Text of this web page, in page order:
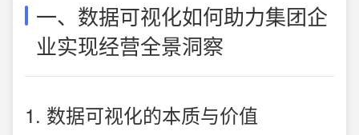
一、数据可视化如何助力集团企
业实现经营全景洞察
1. 数据可视化的本质与价值